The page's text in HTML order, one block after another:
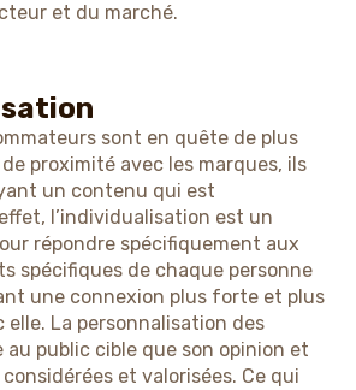
et du marché.
sont en quête de plus
proximité avec les marques, ils
un contenu qui est
l’individualisation est un
répondre spécifiquement aux
spécifiques de chaque personne
une connexion plus forte et plus
elle. La personnalisation des
public cible que son opinion et
et valorisées. Ce qui